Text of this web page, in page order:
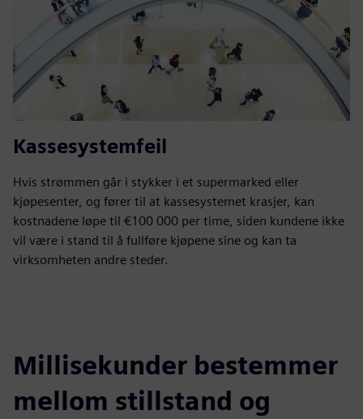
Kassesystemfeil
Hvis strømmen går i stykker i et supermarked eller
kjøpesenter, og fører til at kassesystemet krasjer, kan
kostnadene løpe til €100 000 per time, siden kundene ikke
vil være i stand til å fullføre kjøpene sine og kan ta
virksomheten andre steder.
Millisekunder bestemmer
mellom stillstand og